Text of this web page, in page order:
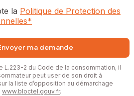
la Politique de Protection des
*
ma demande
L.223-2 du Code de la consommation, il
peut user de son droit à
la liste d’opposition au démarchage
www.bloctel.gouv.fr.